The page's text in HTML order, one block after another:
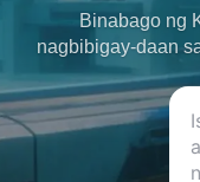
Binabago ng
nagbibigay-daan